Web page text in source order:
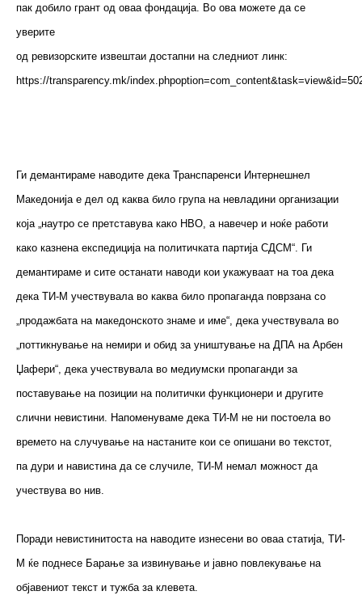
пак добило грант од оваа фондација. Во ова можете да се
уверите
од ревизорските извештаи достапни на следниот линк:
https://transparency.mk/
Ги демантираме наводите дека Транспаренси Интернешнел
Македонија е дел од каква било група на невладини организации
која „наутро се претставува како НВО, а навечер и ноќе работи
како казнена експедиција на политичката партија СДСМ“. Ги
демантираме и сите останати наводи кои укажуваат на тоа дека
дека ТИ-М учествувала во каква било пропаганда поврзана со
„продажбата на македонското знаме и име“, дека учествувала во
„поттикнување на немири и обид за уништување на ДПА на Арбен
Џафери“, дека учествувала во медиумски пропаганди за
поставување на позиции на политички функционери и другите
слични невистини. Напоменуваме дека ТИ-М не ни постоела во
времето на случување на настаните кои се опишани во текстот,
па дури и навистина да се случиле, ТИ-М немал можност да
учествува во нив.
Поради невистинитоста на наводите изнесени во оваа статија, ТИ-
М ќе поднесе Барање за извинување и јавно повлекување на
објавениот текст и тужба за клевета.